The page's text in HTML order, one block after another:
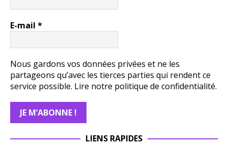
E-mail *
Nous gardons vos données privées et ne les
partageons qu’avec les tierces parties qui rendent ce
service possible. Lire notre politique de confidentialité.
LIENS RAPIDES